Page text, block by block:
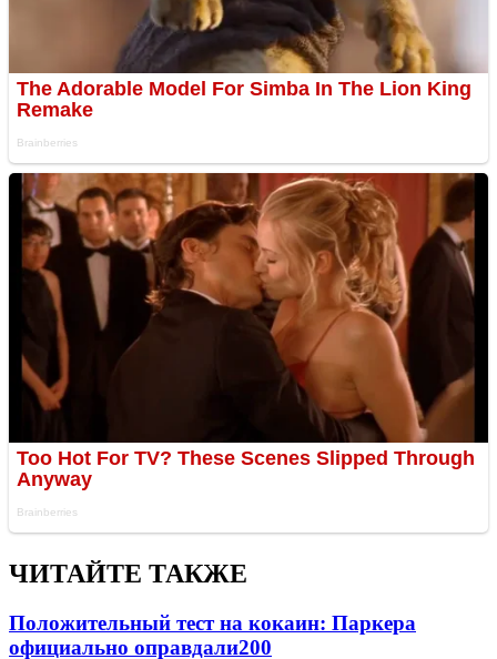
ЧИТАЙТЕ ТАКЖЕ
Положительный тест на кокаин: Паркера
официально оправдали200